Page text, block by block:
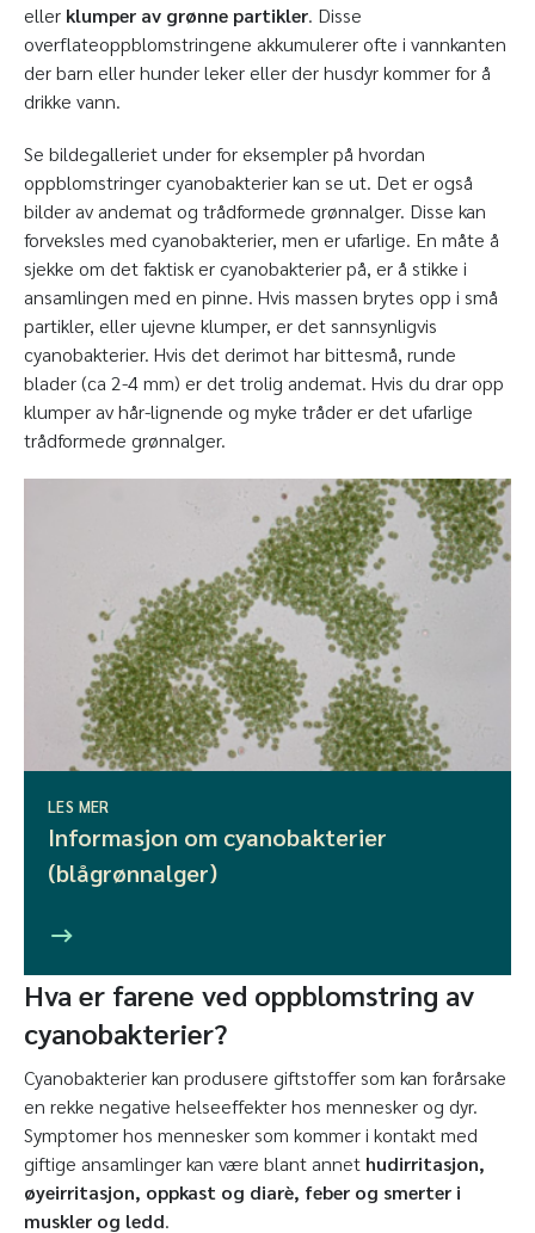
eller klumper av grønne partikler. Disse
overflateoppblomstringene akkumulerer ofte i vannkanten
der barn eller hunder leker eller der husdyr kommer for å
drikke vann.
Se bildegalleriet under for eksempler på hvordan
oppblomstringer cyanobakterier kan se ut. Det er også
bilder av andemat og trådformede grønnalger. Disse kan
forveksles med cyanobakterier, men er ufarlige. En måte å
sjekke om det faktisk er cyanobakterier på, er å stikke i
ansamlingen med en pinne. Hvis massen brytes opp i små
partikler, eller ujevne klumper, er det sannsynligvis
cyanobakterier. Hvis det derimot har bittesmå, runde
blader (ca 2-4 mm) er det trolig andemat. Hvis du drar opp
klumper av hår-lignende og myke tråder er det ufarlige
trådformede grønnalger.
LES MER
Informasjon om cyanobakterier
(blågrønnalger)
Hva er farene ved oppblomstring av
cyanobakterier?
Cyanobakterier kan produsere giftstoffer som kan forårsake
en rekke negative helseeffekter hos mennesker og dyr.
Symptomer hos mennesker som kommer i kontakt med
giftige ansamlinger kan være blant annet hudirritasjon,
øyeirritasjon, oppkast og diarè, feber og smerter i
muskler og ledd.